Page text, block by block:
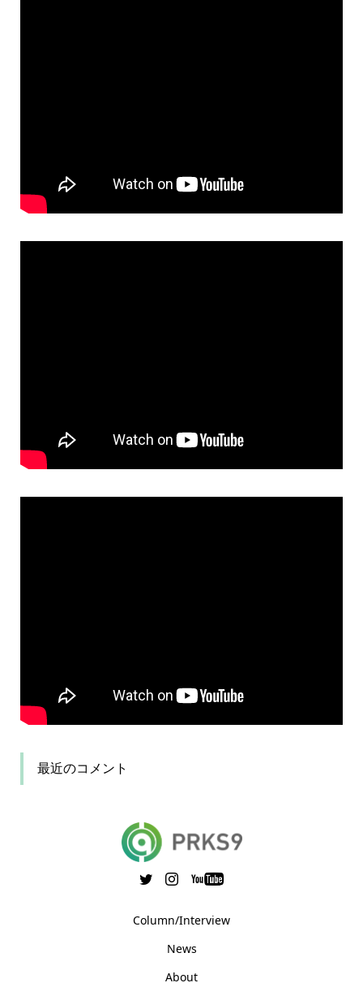
最近のコメント
Column/Interview
News
About